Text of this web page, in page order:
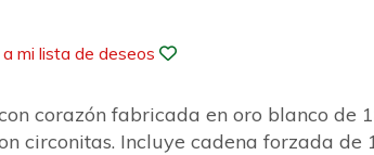
mi lista de deseos
corazón fabricada en oro blanco de
circonitas. Incluye cadena forzada de